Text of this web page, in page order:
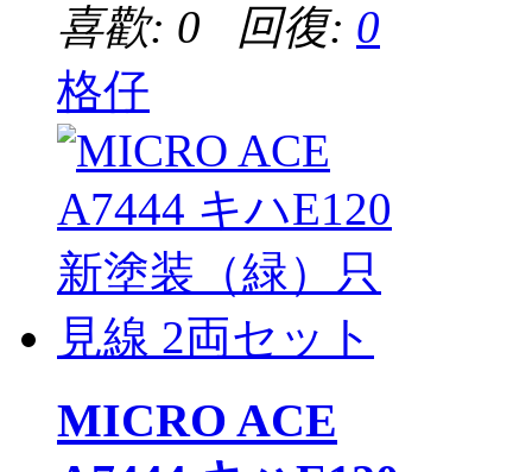
喜歡: 0 回復: 0
格仔
MICRO ACE